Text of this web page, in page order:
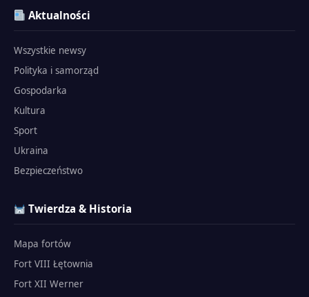
Aktualności
Wszystkie newsy
Polityka i samorząd
Gospodarka
Kultura
Sport
Ukraina
Bezpieczeństwo
Twierdza & Historia
Mapa fortów
Fort VIII Łętownia
Fort XII Werner